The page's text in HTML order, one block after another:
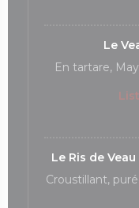
Le
En tartare,
Le Ris de
Croustillant,